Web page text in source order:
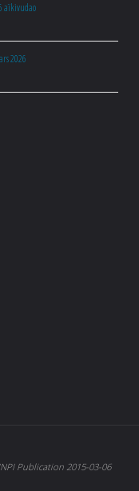
aïkivudao
2026
Publication 2015-03-06